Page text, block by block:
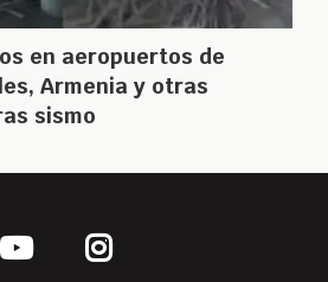
en aeropuertos de
Armenia y otras
sismo